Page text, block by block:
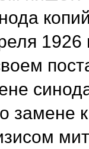
1926
замене